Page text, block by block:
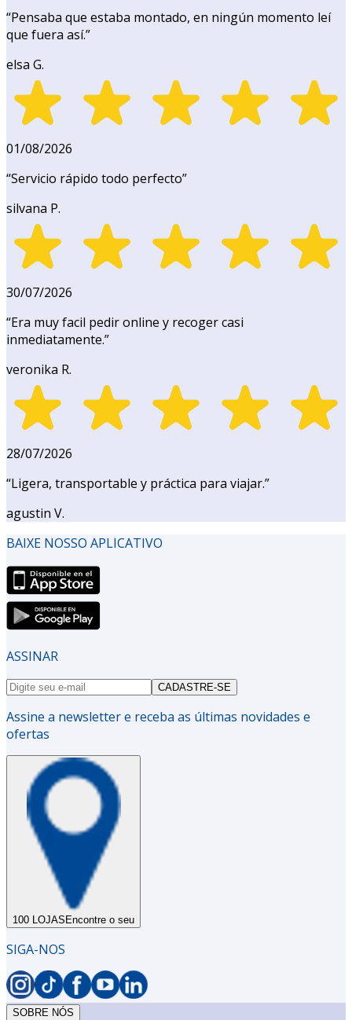
“Pensaba que estaba montado, en ningún momento leí
que fuera así.”
elsa G.
01/08/2026
“Servicio rápido todo perfecto”
silvana P.
30/07/2026
“Era muy facil pedir online y recoger casi
inmediatamente.”
veronika R.
28/07/2026
“Ligera, transportable y práctica para viajar.”
agustin V.
BAIXE NOSSO APLICATIVO
ASSINAR
CADASTRE-SE
Assine a newsletter e receba as últimas novidades e
ofertas
100 LOJAS Encontre o seu
SIGA-NOS
SOBRE NÓS